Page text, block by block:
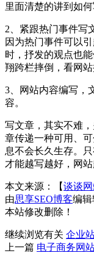
里面清楚的讲到如何
2、紧跟热门事件写
因为热门事件可以
时，抒发的观点也
翔跨栏摔倒，看网站
3、网站内容编写，
容。
写文章，其实不难
章传递一种可用、
息不会长久生存。
才能越写越好，网
本文来源：【谈谈
由思享SEO博客编
本站修改删除！
继续浏览有关 企业
上一篇 电子商务网